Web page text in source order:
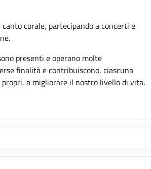
corale, partecipando a concerti e
presenti e operano molte
finalità e contribuiscono, ciascuna
propri, a migliorare il nostro livello di vita.